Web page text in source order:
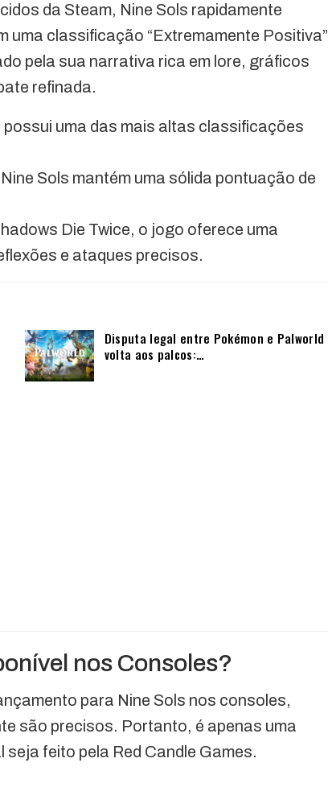
da Steam, Nine Sols rapidamente
uma classificação “Extremamente Positiva”
pela sua narrativa rica em lore, gráficos
refinada.
uma das mais altas classificações
Sols mantém uma sólida pontuação de
Die Twice, o jogo oferece uma
e ataques precisos.
Disputa legal entre Pokémon e Palworld
volta aos palcos:…
nos Consoles?
para Nine Sols nos consoles,
são precisos. Portanto, é apenas uma
feito pela Red Candle Games.